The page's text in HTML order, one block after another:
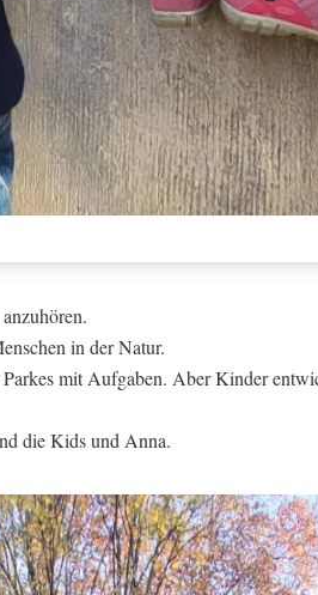
in der Natur.
mit Aufgaben. Aber Kinder
die Kids und Anna.